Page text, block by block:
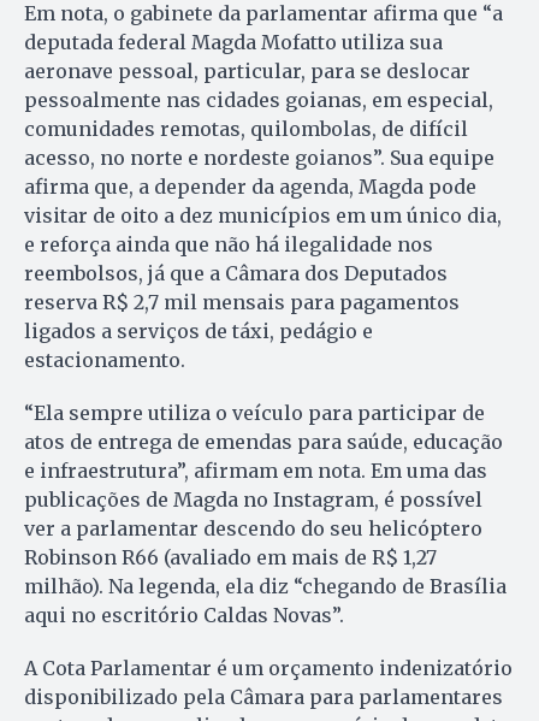
Em nota, o gabinete da parlamentar afirma que “a
deputada federal Magda Mofatto utiliza sua
aeronave pessoal, particular, para se deslocar
pessoalmente nas cidades goianas, em especial,
comunidades remotas, quilombolas, de difícil
acesso, no norte e nordeste goianos”. Sua equipe
afirma que, a depender da agenda, Magda pode
visitar de oito a dez municípios em um único dia,
e reforça ainda que não há ilegalidade nos
reembolsos, já que a Câmara dos Deputados
reserva R$ 2,7 mil mensais para pagamentos
ligados a serviços de táxi, pedágio e
estacionamento.
“Ela sempre utiliza o veículo para participar de
atos de entrega de emendas para saúde, educação
e infraestrutura”, afirmam em nota. Em uma das
publicações de Magda no Instagram, é possível
ver a parlamentar descendo do seu helicóptero
Robinson R66 (avaliado em mais de R$ 1,27
milhão). Na legenda, ela diz “chegando de Brasília
aqui no escritório Caldas Novas”.
A Cota Parlamentar é um orçamento indenizatório
disponibilizado pela Câmara para parlamentares